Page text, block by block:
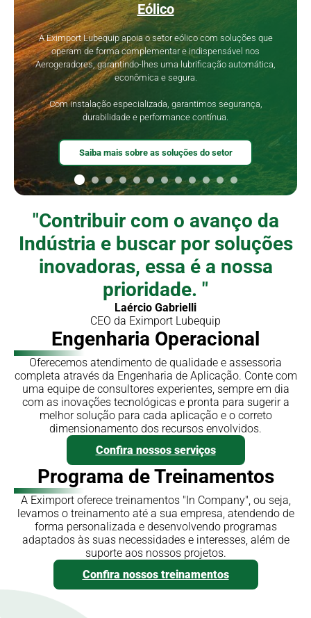
Eólico
A Eximport Lubequip apoia o setor eólico com soluções que
operam de forma complementar e indispensável nos
Aerogeradores, garantindo-lhes uma lubrificação automática,
econômica e segura.
Com instalação especializada, garantimos segurança,
durabilidade e performance contínua.
Saiba mais sobre as soluções do setor
"Contribuir com o avanço da
Indústria e buscar por soluções
inovadoras, essa é a nossa
prioridade. "
Laércio Gabrielli
CEO da Eximport Lubequip
Engenharia Operacional
Oferecemos atendimento de qualidade e assessoria
completa através da Engenharia de Aplicação. Conte com
uma equipe de consultores experientes, sempre em dia
com as inovações tecnológicas e pronta para sugerir a
melhor solução para cada aplicação e o correto
dimensionamento dos recursos envolvidos.
Confira nossos serviços
Programa deTreinamentos
A Eximport oferece treinamentos "In Company", ou seja,
levamos o treinamento até a sua empresa, atendendo de
forma personalizada e desenvolvendo programas
adaptados às suas necessidades e interesses, além de
suporte aos nossos projetos.
Confira nossos treinamentos